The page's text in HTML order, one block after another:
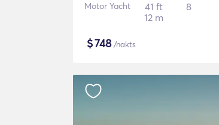
Motor Yacht
41 ft
12 m
8
$748/nakts